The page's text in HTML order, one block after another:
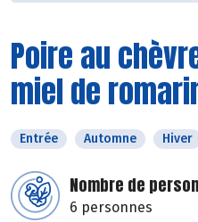
Poire au
miel de
Entrée Automne Hiver
Nombre de
6 personnes